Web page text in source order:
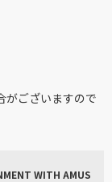
がございますので
WITH AMUS